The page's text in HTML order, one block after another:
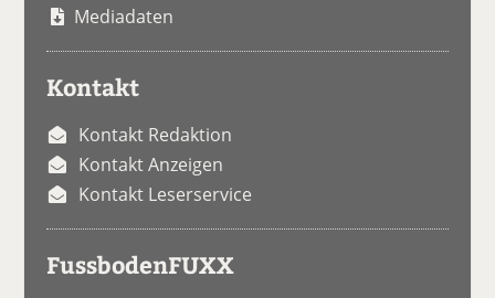
Mediadaten
Kontakt
Kontakt Redaktion
Kontakt Anzeigen
Kontakt Leserservice
FussbodenFUXX